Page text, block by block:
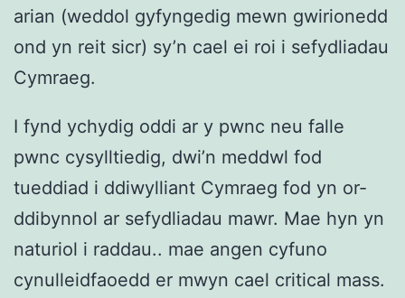
arian (weddol gyfyngedig mewn gwirionedd
ond yn reit sicr) sy’n cael ei roi i sefydliadau
Cymraeg.
I fynd ychydig oddi ar y pwnc neu falle
pwnc cysylltiedig, dwi’n meddwl fod
tueddiad i ddiwylliant Cymraeg fod yn or-
ddibynnol ar sefydliadau mawr. Mae hyn yn
naturiol i raddau.. mae angen cyfuno
cynulleidfaoedd er mwyn cael critical mass.